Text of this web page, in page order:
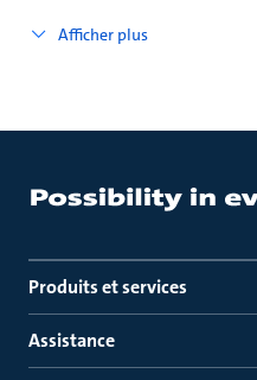
Afficher plus
Produits et services
Assistance